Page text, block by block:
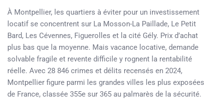
À Montpellier, les quartiers à éviter pour un investissement
locatif se concentrent sur La Mosson-La Paillade, Le Petit
Bard, Les Cévennes, Figuerolles et la cité Gély. Prix d’achat
plus bas que la moyenne. Mais vacance locative, demande
solvable fragile et revente difficile y rognent la rentabilité
réelle. Avec 28 846 crimes et délits recensés en 2024,
Montpellier figure parmi les grandes villes les plus exposées
de France, classée 355e sur 365 au palmarès de la sécurité.